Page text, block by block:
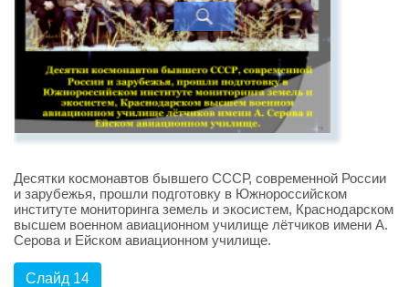
Десятки космонавтов бывшего СССР, современной России
и зарубежья, прошли подготовку в Южнороссийском
институте мониторинга земель и экосистем, Краснодарском
высшем военном авиационном училище лётчиков имени А.
Серова и Ейском авиационном училище.
Слайд 14